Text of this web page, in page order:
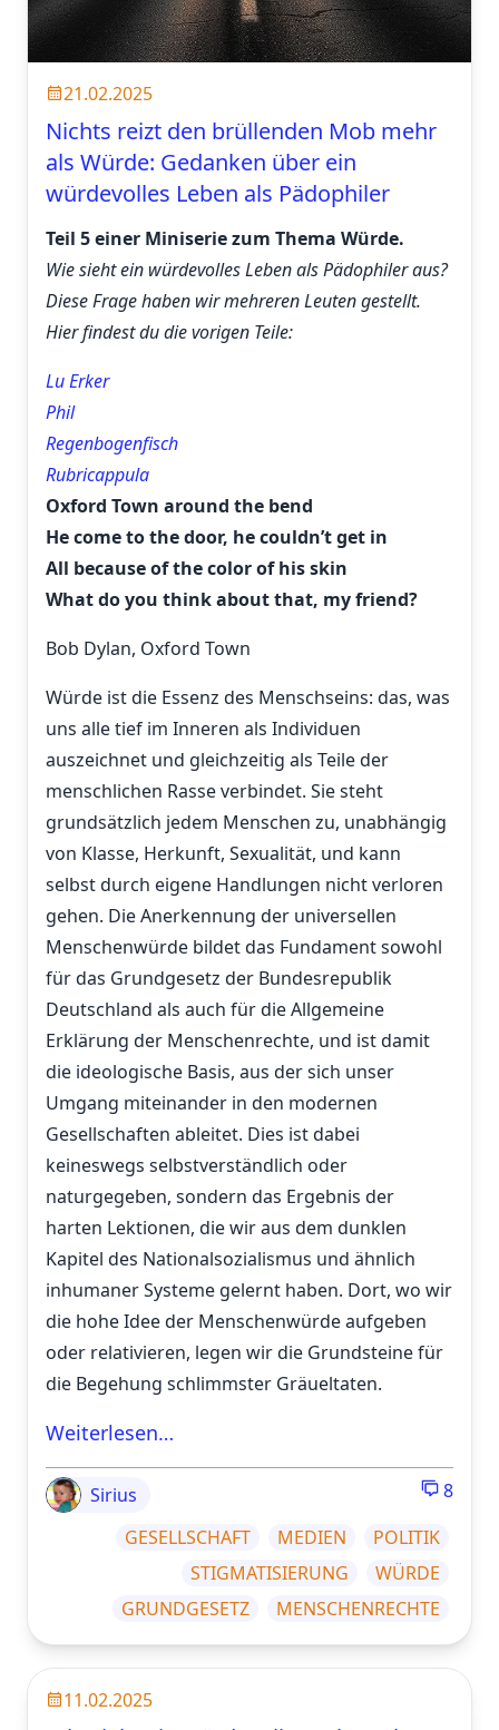
21.02.2025
Nichts reizt den brüllenden Mob mehr
als Würde: Gedanken über ein
würdevolles Leben als Pädophiler
Teil 5 einer Miniserie zum Thema Würde.
Wie sieht ein würdevolles Leben als Pädophiler aus?
Diese Frage haben wir mehreren Leuten gestellt.
Hier findest du die vorigen Teile:
Lu Erker
Phil
Regenbogenfisch
Rubricappula
Oxford Town around the bend
He come to the door, he couldn’t get in
All because of the color of his skin
What do you think about that, my friend?
Bob Dylan, Oxford Town
Würde ist die Essenz des Menschseins: das, was
uns alle tief im Inneren als Individuen
auszeichnet und gleichzeitig als Teile der
menschlichen Rasse verbindet. Sie steht
grundsätzlich jedem Menschen zu, unabhängig
von Klasse, Herkunft, Sexualität, und kann
selbst durch eigene Handlungen nicht verloren
gehen. Die Anerkennung der universellen
Menschenwürde bildet das Fundament sowohl
für das Grundgesetz der Bundesrepublik
Deutschland als auch für die Allgemeine
Erklärung der Menschenrechte, und ist damit
die ideologische Basis, aus der sich unser
Umgang miteinander in den modernen
Gesellschaften ableitet. Dies ist dabei
keineswegs selbstverständlich oder
naturgegeben, sondern das Ergebnis der
harten Lektionen, die wir aus dem dunklen
Kapitel des Nationalsozialismus und ähnlich
inhumaner Systeme gelernt haben. Dort, wo wir
die hohe Idee der Menschenwürde aufgeben
oder relativieren, legen wir die Grundsteine für
die Begehung schlimmster Gräueltaten.
Weiterlesen…
Sirius
8
GESELLSCHAFT
MEDIEN
POLITIK
STIGMATISIERUNG
WÜRDE
GRUNDGESETZ
MENSCHENRECHTE
11.02.2025